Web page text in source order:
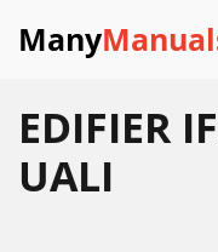
Many
EDIFIER
UALI